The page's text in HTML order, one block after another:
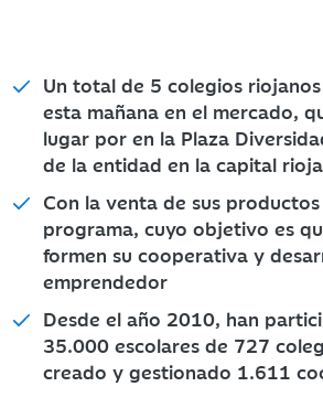
Un total de 5 colegios
esta mañana en el mercado,
lugar por en la Plaza
de la entidad en la capital
Con la venta de sus
programa, cuyo objetivo es
formen su cooperativa y
emprendedor
Desde el año 2010, han
35.000 escolares de 727
creado y gestionado 1.611